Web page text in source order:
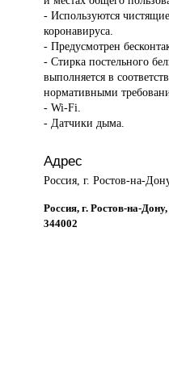
- Используются
коронавируса.
- Предусмотрен
- Стирка постельного
выполняется в
нормативными
- Wi-Fi.
- Датчики дыма.
Адрес
Россия, г. Ростов-на-
Россия, г. Ростов-на-
344002